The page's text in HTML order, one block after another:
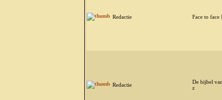
Redactie Face to face
Redactie
De bijbel
z